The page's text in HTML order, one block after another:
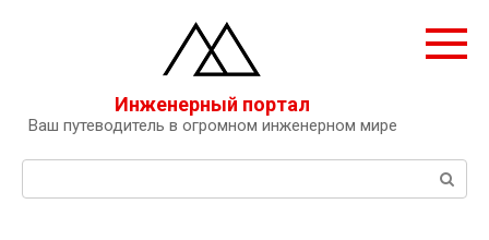
Инженерный портал
Ваш путеводитель в огромном инженерном мире
Поиск: